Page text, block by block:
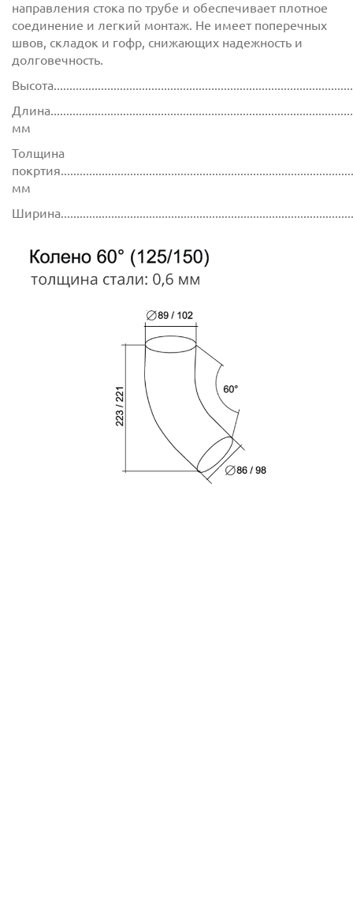
направления стока по трубе и обеспечивает плотное
соединение и легкий монтаж. Не имеет поперечных
швов, складок и гофр, снижающих надежность и
долговечность.
мм
Толщина
мм